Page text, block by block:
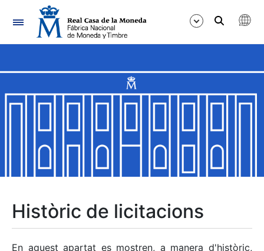
Navegació
Mostra/Amaga
Mostra/Amaga
Mostra/Amaga
Històric de licitacions
En aquest apartat es mostren, a manera d'històric,